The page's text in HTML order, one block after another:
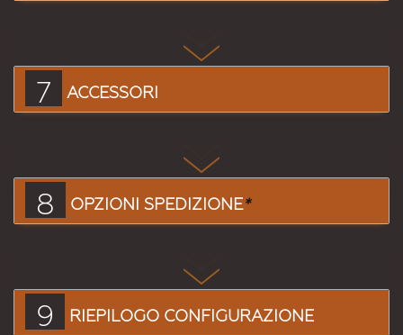
7 ACCESSORI
8 OPZIONI SPEDIZIONE*
9 RIEPILOGO CONFIGURAZIONE